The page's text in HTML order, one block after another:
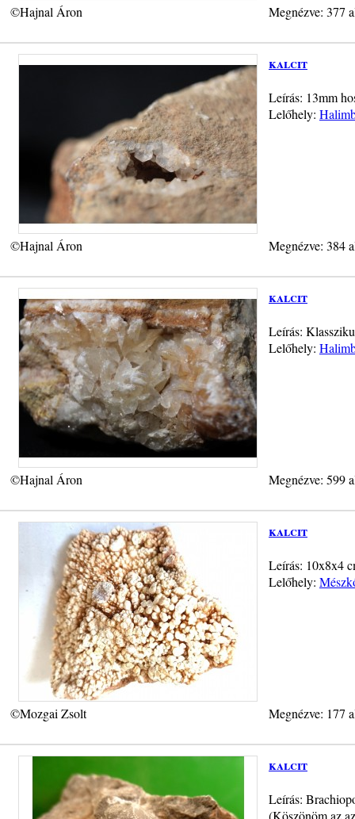
©Hajnal Áron Megnézve: 377
kalcit
Leírás: 13mm
Lelőhely:
©Hajnal Áron Megnézve: 384
kalcit
Leírás:
Lelőhely:
©Hajnal Áron Megnézve: 599
kalcit
Leírás: 10x8x4
Lelőhely:
©Mozgai Zsolt Megnézve: 177
kalcit
Leírás:
(Köszönöm az